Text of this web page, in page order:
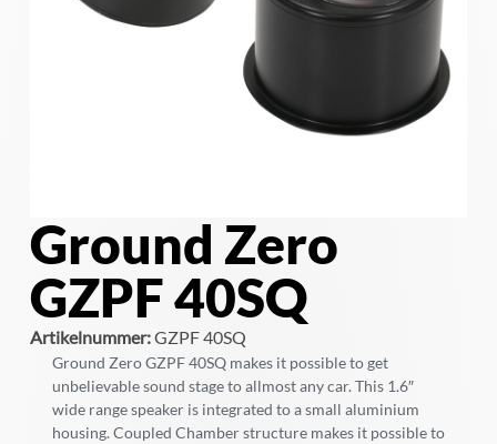
Ground Zero
GZPF 40SQ
Artikelnummer:GZPF 40SQ
Ground Zero GZPF 40SQ makes it possible to get
unbelievable sound stage to allmost any car. This 1.6″
wide range speaker is integrated to a small aluminium
housing. Coupled Chamber structure makes it possible to